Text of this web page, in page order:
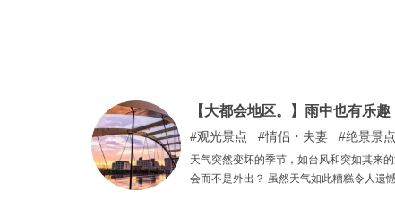
【大都会地区。】雨中也有乐
观光景点 情侣・夫妻 绝景景点
天气突然变坏的季节，如台风和突如其来
会而不是外出？ 虽然天气如此糟糕令人遗
影响的约会地点，供情侣们欣赏。 这篇